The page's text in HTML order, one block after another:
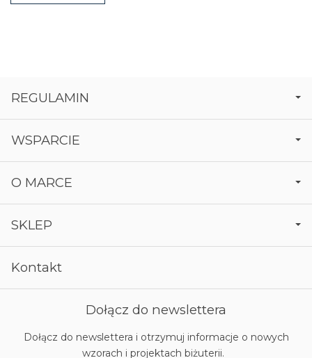
REGULAMIN
WSPARCIE
O MARCE
SKLEP
Kontakt
Dołącz do newslettera
Dołącz do newslettera i otrzymuj informacje o nowych
wzorach i projektach biżuterii.